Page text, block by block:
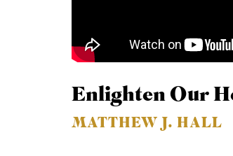
Enlighten Our
MATTHEW J. HALL